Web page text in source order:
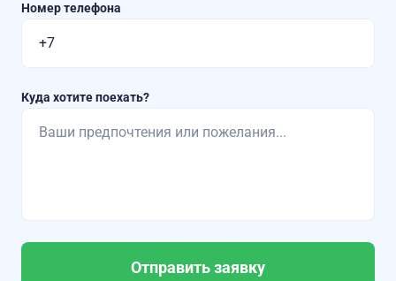
Номер телефона
Куда хотите поехать?
Отправить заявку